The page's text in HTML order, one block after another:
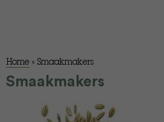
Home » Smaakmakers
Smaakmakers